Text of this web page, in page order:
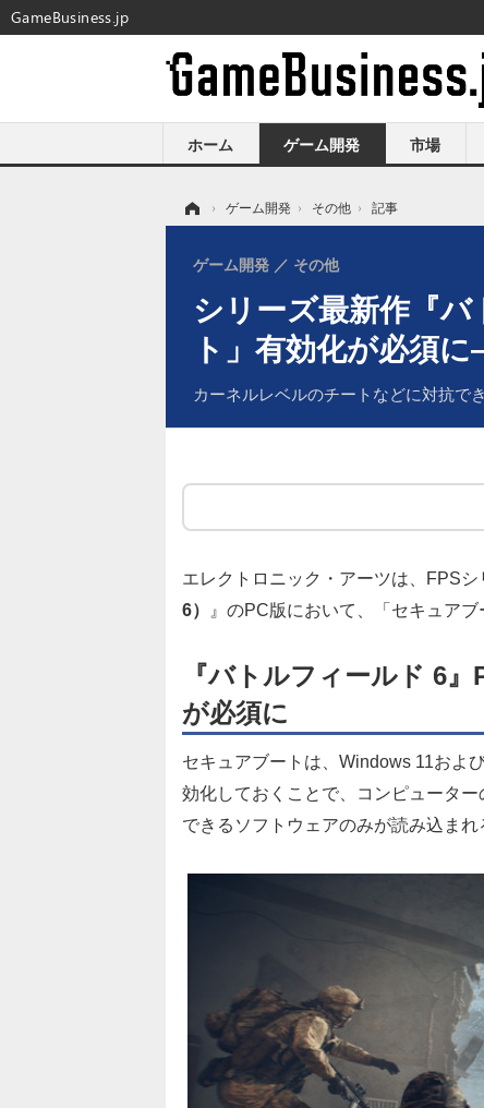
ホーム ゲーム開発 市場
› ゲーム開発 › その他 › 記事
シリーズ最新作『
ト」有効化が必須
カーネルレベルのチートなどに対抗で
ゲーム開発 その他
エレクトロニック・アーツは、FPS
6）
』のPC版において、「セキュア
『バトルフィールド 6』
が必須に
セキュアブートは、Windows 11およ
効化しておくことで、コンピュータ
できるソフトウェアのみが読み込まれ
GameBusiness.jp